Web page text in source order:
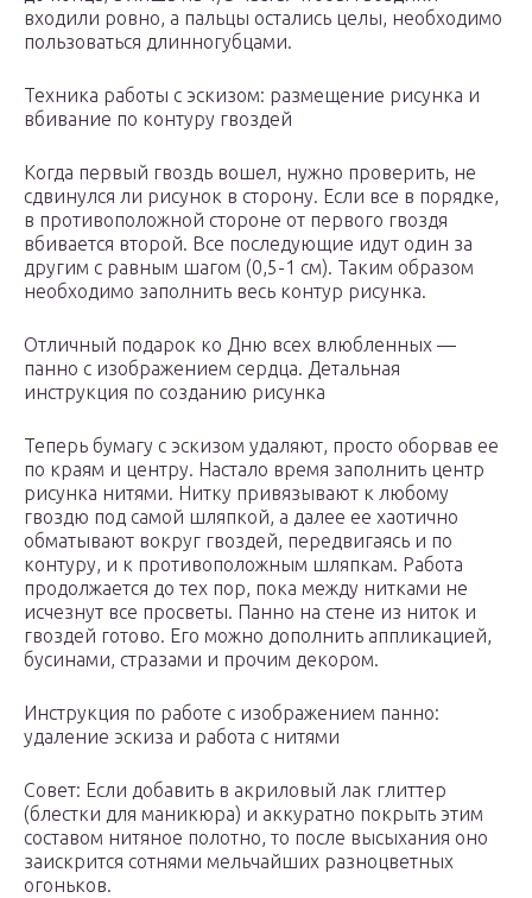
входили ровно, а пальцы остались целы, необходимо
пользоваться длинногубцами.
Техника работы с эскизом: размещение рисунка и
вбивание по контуру гвоздей
Когда первый гвоздь вошел, нужно проверить, не
сдвинулся ли рисунок в сторону. Если все в порядке,
в противоположной стороне от первого гвоздя
вбивается второй. Все последующие идут один за
другим с равным шагом (0,5-1 см). Таким образом
необходимо заполнить весь контур рисунка.
Отличный подарок ко Дню всех влюбленных —
панно с изображением сердца. Детальная
инструкция по созданию рисунка
Теперь бумагу с эскизом удаляют, просто оборвав ее
по краям и центру. Настало время заполнить центр
рисунка нитями. Нитку привязывают к любому
гвоздю под самой шляпкой, а далее ее хаотично
обматывают вокруг гвоздей, передвигаясь и по
контуру, и к противоположным шляпкам. Работа
продолжается до тех пор, пока между нитками не
исчезнут все просветы. Панно на стене из ниток и
гвоздей готово. Его можно дополнить аппликацией,
бусинами, стразами и прочим декором.
Инструкция по работе с изображением панно:
удаление эскиза и работа с нитями
Совет: Если добавить в акриловый лак глиттер
(блестки для маникюра) и аккуратно покрыть этим
составом нитяное полотно, то после высыхания оно
заискрится сотнями мельчайших разноцветных
огоньков.